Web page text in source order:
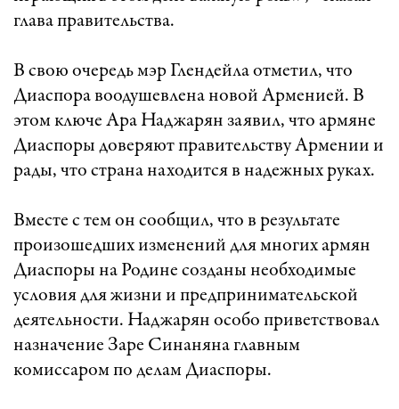
глава правительства.
В свою очередь мэр Глендейла отметил, что
Диаспора воодушевлена новой Арменией. В
этом ключе Ара Наджарян заявил, что армяне
Диаспоры доверяют правительству Армении и
рады, что страна находится в надежных руках.
Вместе с тем он сообщил, что в результате
произошедших изменений для многих армян
Диаспоры на Родине созданы необходимые
условия для жизни и предпринимательской
деятельности. Наджарян особо приветствовал
назначение Заре Синаняна главным
комиссаром по делам Диаспоры.